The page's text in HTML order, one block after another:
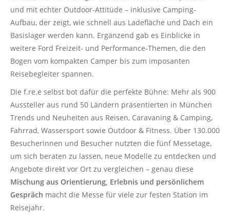
und mit echter Outdoor-Attitüde – inklusive Camping-
Aufbau, der zeigt, wie schnell aus Ladefläche und Dach ein
Basislager werden kann. Ergänzend gab es Einblicke in
weitere Ford Freizeit- und Performance-Themen, die den
Bogen vom kompakten Camper bis zum imposanten
Reisebegleiter spannen.
Die f.re.e selbst bot dafür die perfekte Bühne: Mehr als 900
Aussteller aus rund 50 Ländern präsentierten in München
Trends und Neuheiten aus Reisen, Caravaning & Camping,
Fahrrad, Wassersport sowie Outdoor & Fitness. Über 130.000
Besucherinnen und Besucher nutzten die fünf Messetage,
um sich beraten zu lassen, neue Modelle zu entdecken und
Angebote direkt vor Ort zu vergleichen – genau diese
Mischung aus Orientierung, Erlebnis und persönlichem
Gespräch macht die Messe für viele zur festen Station im
Reisejahr.